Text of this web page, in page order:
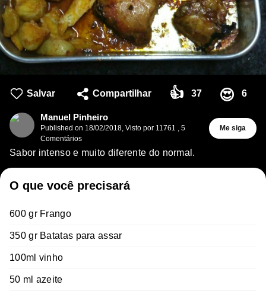
Salvar Compartilhar 👍 37 😍 6
Manuel Pinheiro
Published on 18/02/2018, Visto por 11761 , 5
Comentários
Me siga
Sabor intenso e muito diferente do normal.
O que você precisará
600 gr Frango
350 gr Batatas para assar
100ml vinho
50 ml azeite